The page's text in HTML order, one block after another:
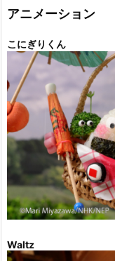
ー
アニメーション
こにぎりくん
Waltz